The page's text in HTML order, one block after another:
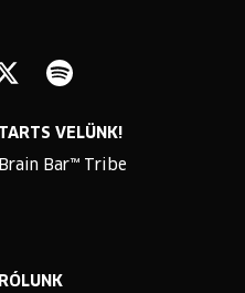
TARTS VELÜNK!
Brain Bar™ Tribe
RÓLUNK